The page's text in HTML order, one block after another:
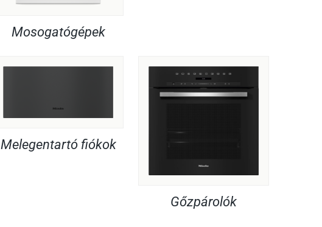
Mosogatógépek
Melegentartó fiókok
Gőzpárolók